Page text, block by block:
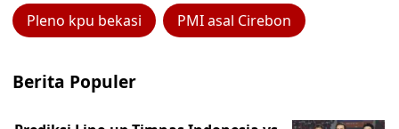
Pleno kpu bekasi PMI asal Cirebon
Berita Populer